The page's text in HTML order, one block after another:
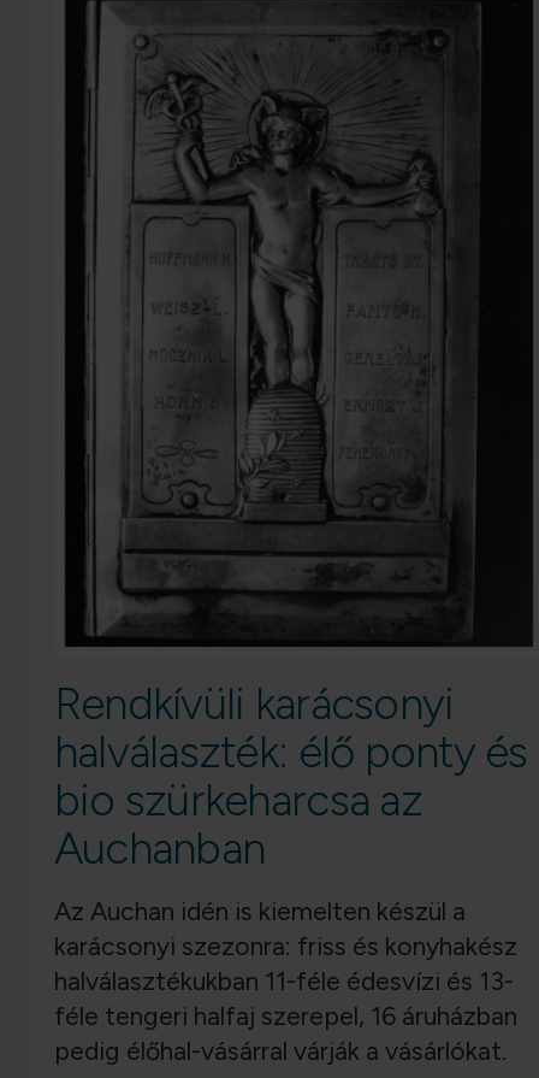
Rendkívüli karácsonyi
halválaszték: élő ponty és
bio szürkeharcsa az
Auchanban
Az Auchan idén is kiemelten készül a
karácsonyi szezonra: friss és konyhakész
halválasztékukban 11-féle édesvízi és 13-
féle tengeri halfaj szerepel, 16 áruházban
pedig élőhal-vásárral várják a vásárlókat.